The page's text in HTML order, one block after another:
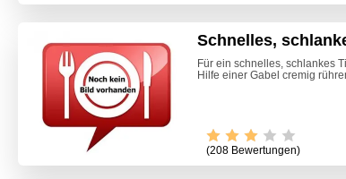
Schnelles,
Für ein schnelles, schlankes
Hilfe einer Gabel cremig
(208 Bewertungen)